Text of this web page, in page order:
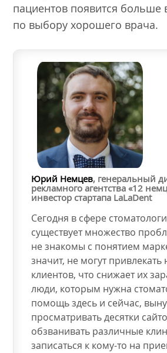
пациентов появится больше
по выбору хорошего врача.
Юрий Немцев, генеральный
рекламного агентства «12
инвестор стартапа LaLaDent
Сегодня в сфере
существует множество
не знакомы с понятием
значит, не могут привлекать
клиентов, что снижает их
люди, которым нужна
помощь здесь и сейчас,
просматривать десятки
обзванивать различные
записаться к кому-то на